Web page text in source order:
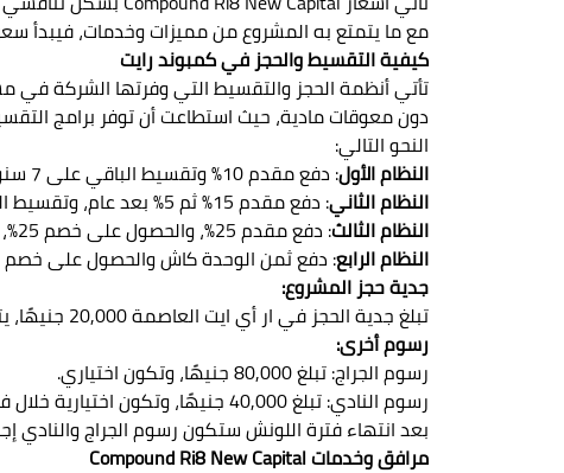
مع ما يتمتع به المشروع من مميزات وخدمات، فيبدأ سعر المتر في كمبوند
كيفية التقسيط والحجز في كمبوند رايت
دون معوقات مادية، حيث استطاعت أن توفر برامج
النحو التالي:
النظام الأول: دفع مقدم 10% وتقسيط الباقي على 7 سنوات.
النظام الثاني: دفع مقدم 15% ثم 5% بعد عام، وتقسيط الباقي على 10 سنوات.
النظام الثالث: دفع مقدم 25%، والحصول على خصم 25%، وتقسيط الباقي على 4 سنوات.
النظام الرابع: دفع ثمن الوحدة كاش والحصول على خصم 45%.
جدية حجز المشروع:
تبلغ جدية الحجز في ار أي ايت العاصمة 20,000 جنيهًا، يتم استردادها بالكامل دون أي مصاريف إدارية.
رسوم أخرى:
رسوم الجراج: تبلغ 80,000 جنيهًا، وتكون اختياري.
رسوم النادي: تبلغ 40,000 جنيهًا، وتكون اختيارية خلال فترة اللونش.
بعد انتهاء فترة اللونش ستكون رسوم الجراج والنادي
مرافق وخدمات Compound Ri8 New Capital